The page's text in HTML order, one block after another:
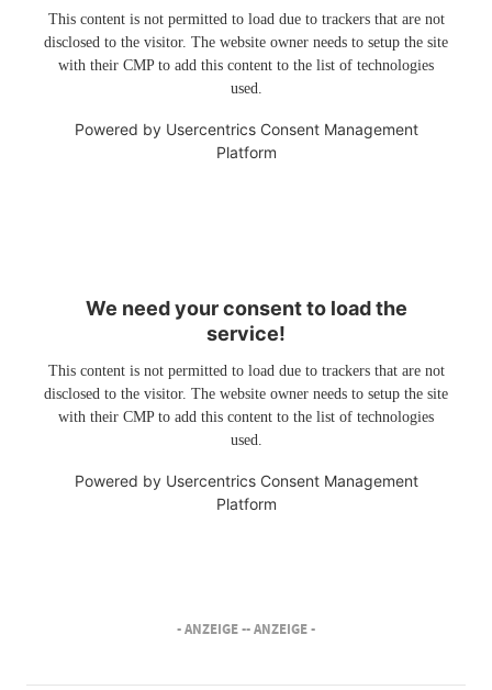
This content is not permitted to load due to trackers that are not
disclosed to the visitor. The website owner needs to setup the site
with their CMP to add this content to the list of technologies
used.
Powered by Usercentrics Consent Management
Platform
We need your consent to load the
service!
This content is not permitted to load due to trackers that are not
disclosed to the visitor. The website owner needs to setup the site
with their CMP to add this content to the list of technologies
used.
Powered by Usercentrics Consent Management
Platform
- ANZEIGE -- ANZEIGE -